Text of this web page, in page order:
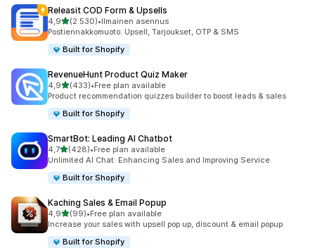
Releasit COD Form & Upsells
4,9/ 5 tähteä
(2 530)
2530 arvostelua yhteensä
•Ilmainen asennus
Postiennakkomuoto: Upsell, Tarjoukset, OTP & SMS
Built for Shopify
RevenueHunt Product Quiz Maker
4,9/ 5 tähteä
(433)
433 arvostelua yhteensä
•Free plan available
Product recommendation quizzes builder to boost leads & sales
Built for Shopify
SmartBot: Leading AI Chatbot
4,7/ 5 tähteä
(428)
428 arvostelua yhteensä
•Free plan available
Unlimited AI Chat: Enhancing Sales and Improving Service
Built for Shopify
Kaching Sales & Email Popup
4,9/ 5 tähteä
(99)
99 arvostelua yhteensä
•Free plan available
Increase your sales with upsell pop up, discount & email popup
Built for Shopify